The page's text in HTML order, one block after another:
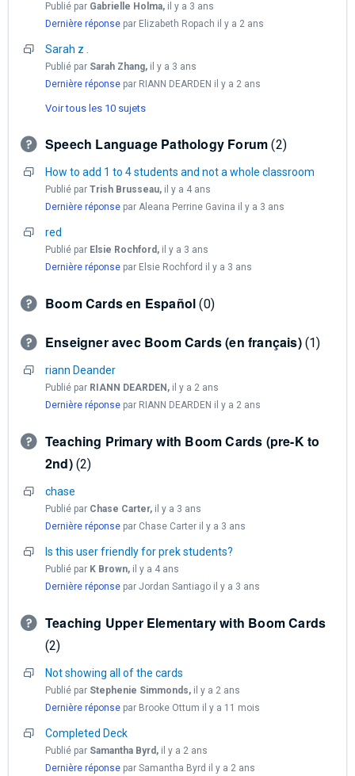
Publié par Gabrielle Holma, il y a 3 ans
Dernière réponse par Elizabeth Ropach il y a 2 ans
Sarah z .
Publié par Sarah Zhang, il y a 3 ans
Dernière réponse par RIANN DEARDEN il y a 2 ans
Voir tous les 10 sujets
Speech Language Pathology Forum 2
How to add 1 to 4 students and not a whole classroom
Publié par Trish Brusseau, il y a 4 ans
Dernière réponse par Aleana Perrine Gavina il y a 3 ans
red
Publié par Elsie Rochford, il y a 3 ans
Dernière réponse par Elsie Rochford il y a 3 ans
Boom Cards en Español 0
Enseigner avec Boom Cards (en français) 1
riann Deander
Publié par RIANN DEARDEN, il y a 2 ans
Dernière réponse par RIANN DEARDEN il y a 2 ans
Teaching Primary with Boom Cards (pre-K to
2nd) 2
chase
Publié par Chase Carter, il y a 3 ans
Dernière réponse par Chase Carter il y a 3 ans
Is this user friendly for prek students?
Publié par K Brown, il y a 4 ans
Dernière réponse par Jordan Santiago il y a 3 ans
Teaching Upper Elementary with Boom Cards
2
Not showing all of the cards
Publié par Stephenie Simmonds, il y a 2 ans
Dernière réponse par Brooke Ottum il y a 11 mois
Completed Deck
Publié par Samantha Byrd, il y a 2 ans
Dernière réponse par Samantha Byrd il y a 2 ans